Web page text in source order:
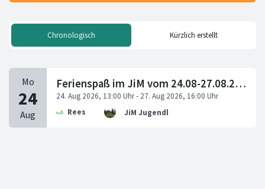
Chronologisch Kürzlich erstellt
Ferienspaß im JiM vom 24.08-27.08.2026 (6–14Jahre)
Rees JiM Jugendhaus